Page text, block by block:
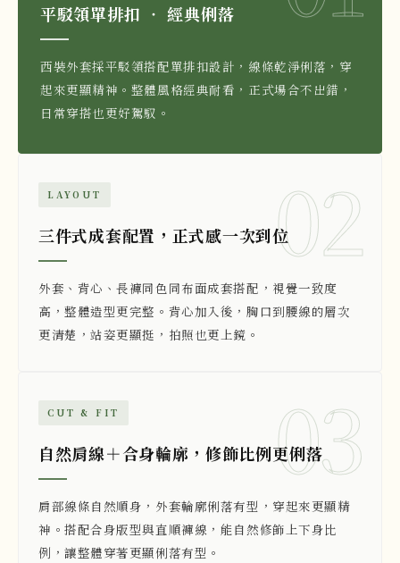
平駁領單排扣 ‧ 經典俐落
西裝外套採平駁領搭配單排扣設計，線條乾淨俐落，穿
起來更顯精神。整體風格經典耐看，正式場合不出錯，
日常穿搭也更好駕馭。
02
LAYOUT
三件式成套配置，正式感一次到位
外套、背心、長褲同色同布面成套搭配，視覺一致度
高，整體造型更完整。背心加入後，胸口到腰線的層次
更清楚，站姿更顯挺，拍照也更上鏡。
03
CUT & FIT
自然肩線＋合身輪廓，修飾比例更俐落
肩部線條自然順身，外套輪廓俐落有型，穿起來更顯精
神。搭配合身版型與直順褲線，能自然修飾上下身比
例，讓整體穿著更顯俐落有型。